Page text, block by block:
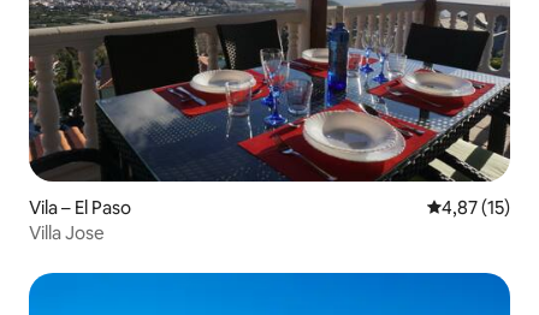
Vila – El Paso Prosječna
4,87 (15)
Villa Jose